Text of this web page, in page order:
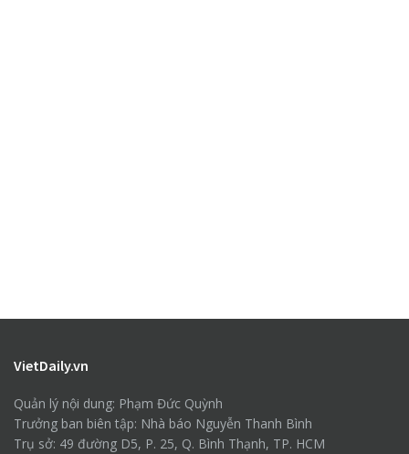
VietDaily.vn
Quản lý nội dung: Phạm Đức Quỳnh
Trưởng ban biên tập: Nhà báo Nguyễn Thanh Bình
Trụ sở: 49 đường D5, P. 25, Q. Bình Thạnh, TP. HCM